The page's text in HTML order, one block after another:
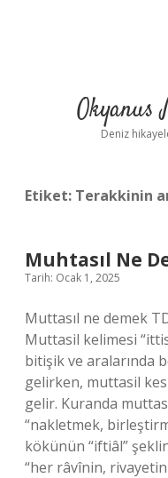
Okyanus
Deniz
Etiket: Terakkinin
Muhtasıl Ne
Tarih: Ocak 1, 2025
Muttasıl ne demek
Muttasil kelimesi
bitişik ve aralarında
gelirken, muttasil
gelir. Kuranda
“nakletmek,
kökünün “iftiâl”
“her râvînin,